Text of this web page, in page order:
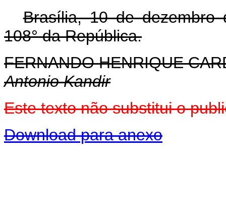
Brasília, 10 de dezembro
108° da República.
FERNANDO HENRIQUE
Antonio Kandir
Este texto não substitui o
Download para anexo